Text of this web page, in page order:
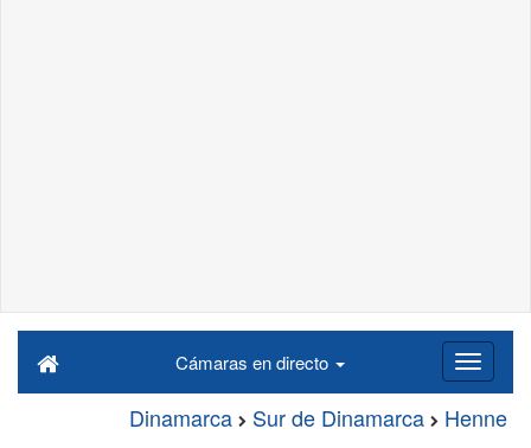
Cámaras en directo
Dinamarca Sur de Dinamarca Henne